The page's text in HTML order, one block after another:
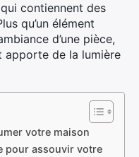
contiennent des
qu’un élément
d’une pièce,
de la lumière
votre maison
pour assouvir votre